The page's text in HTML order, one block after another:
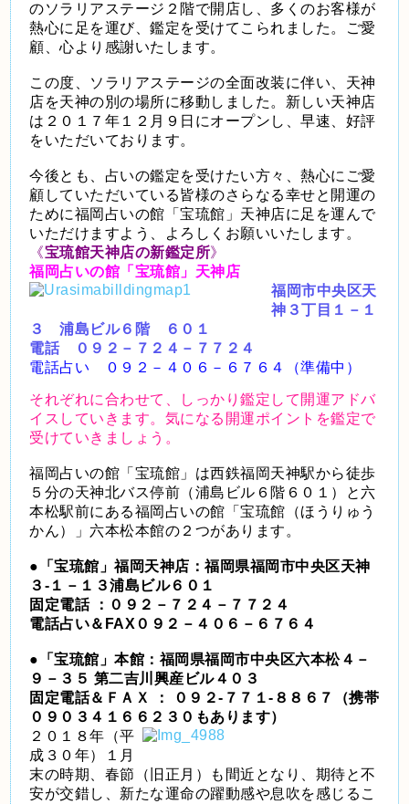
のソラリアステージ２階で開店し、多くのお客様が
熱心に足を運び、鑑定を受けてこられました。ご愛
顧、心より感謝いたします。
この度、ソラリアステージの全面改装に伴い、天神
店を天神の別の場所に移動しました。新しい天神店
は２０１７年１２月９日にオープンし、早速、好評
をいただいております。
今後とも、占いの鑑定を受けたい方々、熱心にご愛
顧していただいている皆様のさらなる幸せと開運の
ために福岡占いの館「宝琉館」天神店に足を運んで
いただけますよう、よろしくお願いいたします。
《宝琉館天神店の新鑑定所》
福岡占いの館「宝琉館」天神店
福岡市中央区天
神３丁目１－１
３浦島ビル６階 ６０１
電話 ０９２－７２４－７７２４
電話占い ０９２－４０６－６７６４（準備中）
それぞれに合わせて、しっかり鑑定して開運アドバ
イスしていきます。気になる開運ポイントを鑑定で
受けていきましょう。
福岡占いの館「宝琉館」は西鉄福岡天神駅から徒歩
５分の天神北バス停前（浦島ビル６階６０１）と六
本松駅前にある福岡占いの館「宝琉館（ほうりゅう
かん）」六本松本館の２つがあります。
●「宝琉館」福岡天神店：福岡県福岡市中央区天神
３-１－１３浦島ビル６０１
固定電話 ：０９２－７２４－７７２４
電話占い＆FAX０９２－４０６－６７６４
●「宝琉館」本館：福岡県福岡市中央区六本松４－
９－３５ 第二吉川興産ビル４０３
固定電話＆ＦＡＸ ： ０９２-７７１-８８６７（携帯
０９０３４１６６２３０もあります）
２０１８年（平
成３０年）１月
末の時期、春節（旧正月）も間近となり、期待と不
安が交錯し、新たな運命の躍動感や息吹を感じるこ